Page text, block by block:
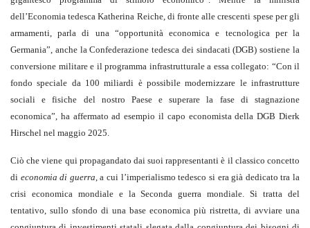
dell’Economia tedesca Katherina Reiche, di fronte alle crescenti spese per gli
armamenti, parla di una “opportunità economica e tecnologica per la
Germania”, anche la Confederazione tedesca dei sindacati (DGB) sostiene la
conversione militare e il programma infrastrutturale a essa collegato: “Con il
fondo speciale da 100 miliardi è possibile modernizzare le infrastrutture
sociali e fisiche del nostro Paese e superare la fase di stagnazione
economica”, ha affermato ad esempio il capo economista della DGB Dierk
Hirschel nel maggio 2025.
Ciò che viene qui propagandato dai suoi rappresentanti è il classico concetto
di economia di guerra, a cui l’imperialismo tedesco si era già dedicato tra la
crisi economica mondiale e la Seconda guerra mondiale. Si tratta del
tentativo, sullo sfondo di una base economica più ristretta, di avviare una